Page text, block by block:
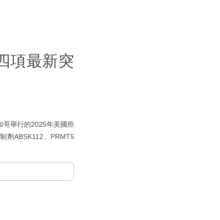
項最新突
哥舉行的2025年美國癌
劑ABSK112、PRMT5